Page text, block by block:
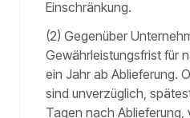
Einschränkung.
(2) Gegenüber
Gewährleistungsfrist für
ein Jahr ab Ablieferung.
sind unverzüglich,
Tagen nach Ablieferung,